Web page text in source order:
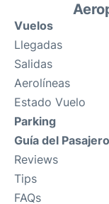
Vuelos
Llegadas
Salidas
Aerolíneas
Estado Vuelo
Parking
Guía del Pasajero
Reviews
Tips
FAQs